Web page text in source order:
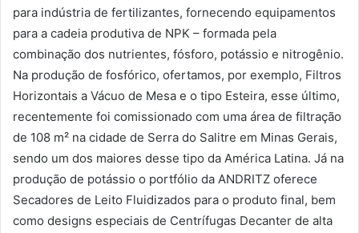
para indústria de fertilizantes, fornecendo equipamentos
para a cadeia produtiva de NPK – formada pela
combinação dos nutrientes, fósforo, potássio e nitrogênio.
Na produção de fosfórico, ofertamos, por exemplo, Filtros
Horizontais a Vácuo de Mesa e o tipo Esteira, esse último,
recentemente foi comissionado com uma área de filtração
de 108 m² na cidade de Serra do Salitre em Minas Gerais,
sendo um dos maiores desse tipo da América Latina. Já na
produção de potássio o portfólio da ANDRITZ oferece
Secadores de Leito Fluidizados para o produto final, bem
como designs especiais de Centrífugas Decanter de alta